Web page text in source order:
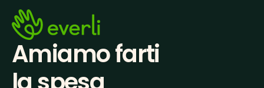
Amiamo farti